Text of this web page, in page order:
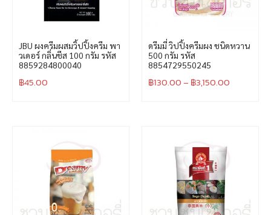
JBU ผงครีมผสมวิ้ปปิ้งครีม พา
วเดอร์ กลิ่นชีส 100 กรัม รหัส
8859284800040
฿45.00
ดรีมมี่ วิปปิ้งครีมผง ชนิดหวาน
500 กรัม รหัส
8854729550245
฿130.00– ฿3,150.00